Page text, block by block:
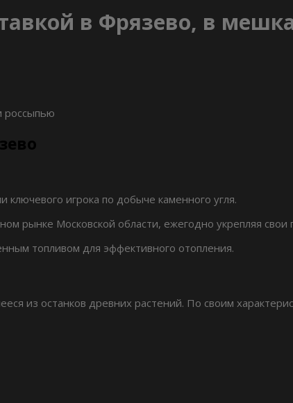
в Фрязево, в
россыпью
игрока по добыче каменного угля.
рынке Московской области, ежегодно укрепляя
топливом для эффективного отопления.
из останков древних растений. По своим